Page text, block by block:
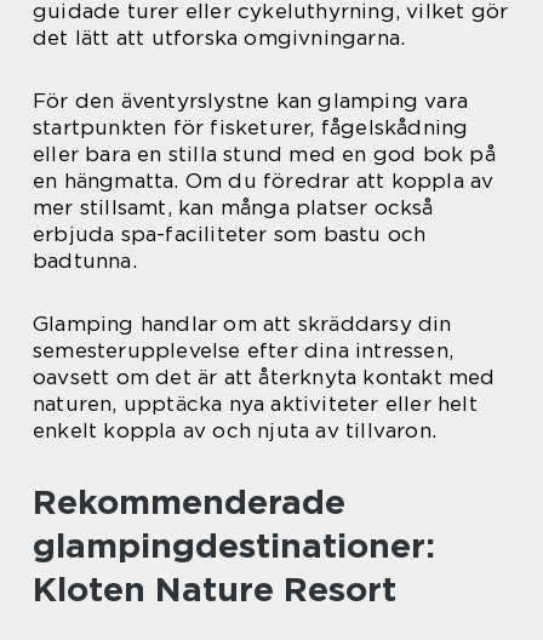
guidade turer eller cykeluthyrning, vilket gör
det lätt att utforska omgivningarna.
För den äventyrslystne kan glamping vara
startpunkten för fisketurer, fågelskådning
eller bara en stilla stund med en god bok på
en hängmatta. Om du föredrar att koppla av
mer stillsamt, kan många platser också
erbjuda spa-faciliteter som bastu och
badtunna.
Glamping handlar om att skräddarsy din
semesterupplevelse efter dina intressen,
oavsett om det är att återknyta kontakt med
naturen, upptäcka nya aktiviteter eller helt
enkelt koppla av och njuta av tillvaron.
Rekommenderade
glampingdestinationer:
Kloten Nature Resort